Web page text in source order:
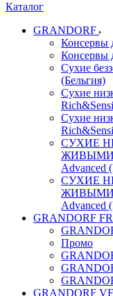
Каталог
GRANDORF
Консервы
Консервы
Сухие
(Бельгия)
Сухие
Сухие
СУХИЕ
ЖИВЫМИ
Advanced
СУХИЕ
ЖИВЫМИ
Advanced
GRANDORF
Промо
GRANDORF